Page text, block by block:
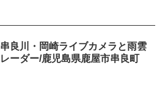
串良川・岡崎ライブカメラと雨雲
レーダー/鹿児島県鹿屋市串良町